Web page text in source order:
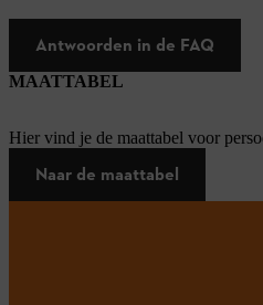
Antwoorden in de FAQ
MAATTABEL
Hier vind je de maattabel voor
Naar de maattabel